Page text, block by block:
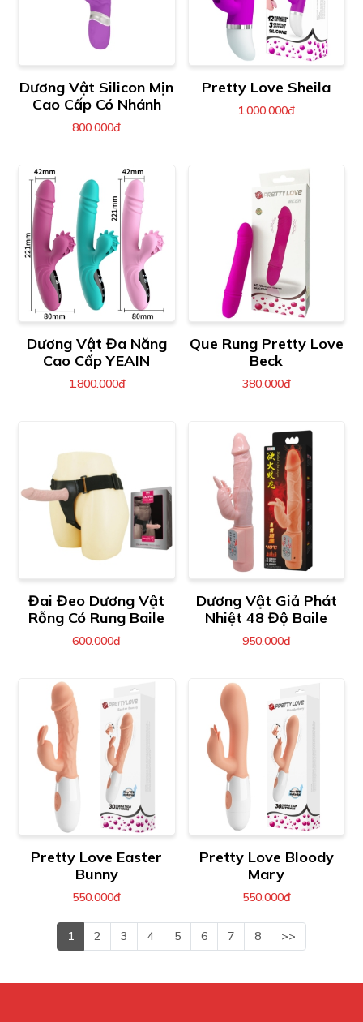
Dương Vật Silicon Mịn
Cao Cấp Có Nhánh
800.000đ
Pretty Love Sheila
1.000.000đ
Dương Vật Đa Năng
Cao Cấp YEAIN
1.800.000đ
Que Rung Pretty Love
Beck
380.000đ
Đai Đeo Dương Vật
Rỗng Có Rung Baile
600.000đ
Dương Vật Giả Phát
Nhiệt 48 Độ Baile
950.000đ
Pretty Love Easter
Bunny
550.000đ
Pretty Love Bloody
Mary
550.000đ
1 2 3 4 5 6 7 8 >>